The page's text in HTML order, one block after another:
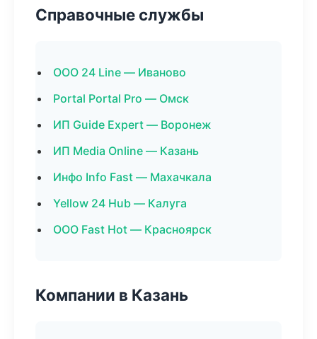
Справочные службы
ООО 24 Line — Иваново
Portal Portal Pro — Омск
ИП Guide Expert — Воронеж
ИП Media Online — Казань
Инфо Info Fast — Махачкала
Yellow 24 Hub — Калуга
ООО Fast Hot — Красноярск
Компании в Казань